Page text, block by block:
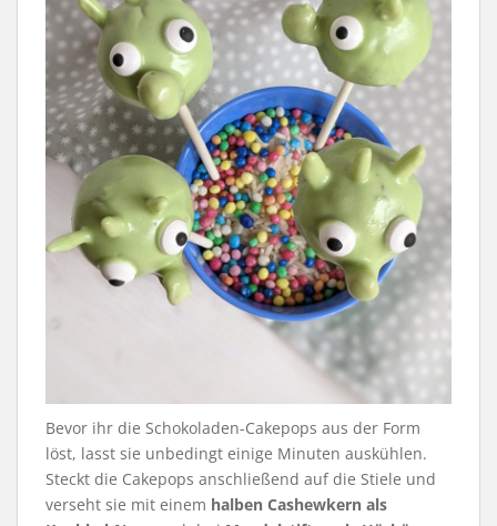
Bevor ihr die Schokoladen-Cakepops aus der Form
löst, lasst sie unbedingt einige Minuten auskühlen.
Steckt die Cakepops anschließend auf die Stiele und
verseht sie mit einem halben Cashewkern als